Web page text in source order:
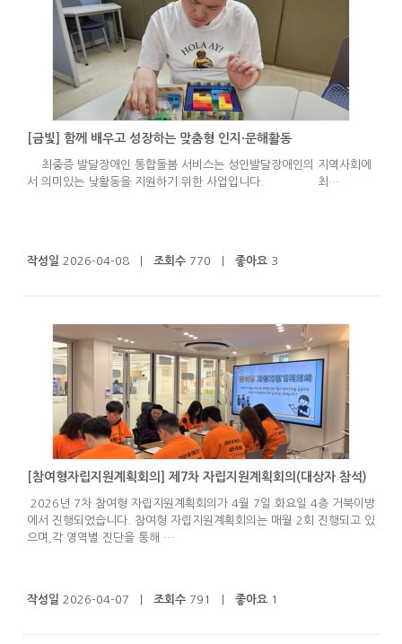
[금빛] 함께 배우고 성장하는 맞춤형 인지·문해활동
최중증 발달장애인 통합돌봄 서비스는 성인발달장애인의 지역사회에
서 의미있는 낮활동을 지원하기 위한 사업입니다. 최…
작성일 2026-04-08 | 조회수770 | 좋아요3
[참여형자립지원계획회의] 제7차 자립지원계획회의(대상자 참석)
2026년 7차 참여형 자립지원계획회의가 4월 7일 화요일 4층 거북이방
에서 진행되었습니다. 참여형 자립지원계획회의는 매월 2회 진행되고 있
으며,각 영역별 진단을 통해 …
작성일 2026-04-07 | 조회수791 | 좋아요1